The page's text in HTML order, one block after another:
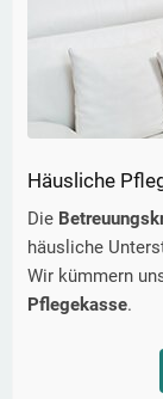
Häusliche
Die
häusliche
Wir kümmern
Pflegekasse.